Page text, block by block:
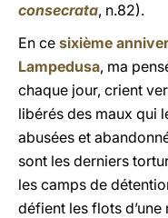
consecrata, n.82).
En ce sixième
Lampedusa, ma
chaque jour, crient
libérés des maux qui
abusées et
sont les derniers
les camps de
défient les flots